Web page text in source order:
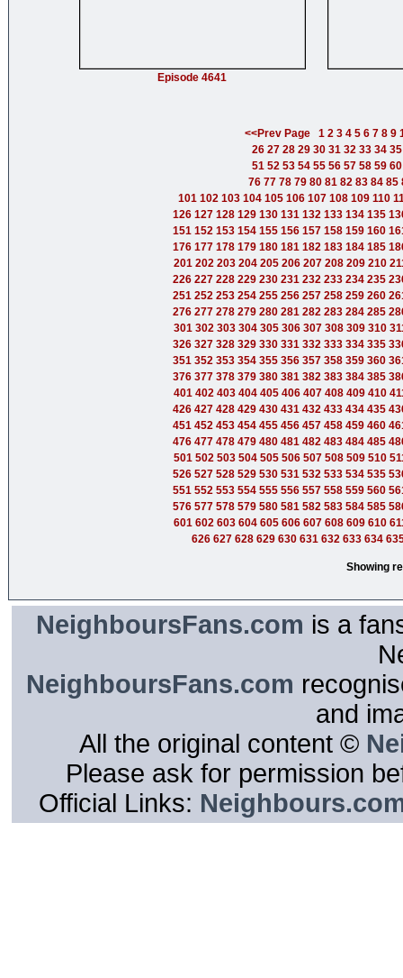
Episode 4641
<<Prev Page 1 2 3 4 5 6 7 8 9
26 27 28 29 30 31 32 33 34 35
51 52 53 54 55 56 57 58 59 60
76 77 78 79 80 81 82 83 84 85
101 102 103 104 105 106 107 108 109 110
126 127 128 129 130 131 132 133 134 135
151 152 153 154 155 156 157 158 159 160
176 177 178 179 180 181 182 183 184 185
201 202 203 204 205 206 207 208 209 210
226 227 228 229 230 231 232 233 234 235
251 252 253 254 255 256 257 258 259 260
276 277 278 279 280 281 282 283 284 285
301 302 303 304 305 306 307 308 309 310
326 327 328 329 330 331 332 333 334 335
351 352 353 354 355 356 357 358 359 360
376 377 378 379 380 381 382 383 384 385
401 402 403 404 405 406 407 408 409 410
426 427 428 429 430 431 432 433 434 435
451 452 453 454 455 456 457 458 459 460
476 477 478 479 480 481 482 483 484 485
501 502 503 504 505 506 507 508 509 510
526 527 528 529 530 531 532 533 534 535
551 552 553 554 555 556 557 558 559 560
576 577 578 579 580 581 582 583 584 585
601 602 603 604 605 606 607 608 609 610
626 627 628 629 630 631 632 633 634
Showing
NeighboursFans.com is a
NeighboursFans.com
and
All the original content ©
Please ask for permission
Official Links: